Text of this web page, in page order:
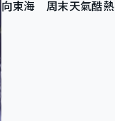
向東海 周末天氣酷熱